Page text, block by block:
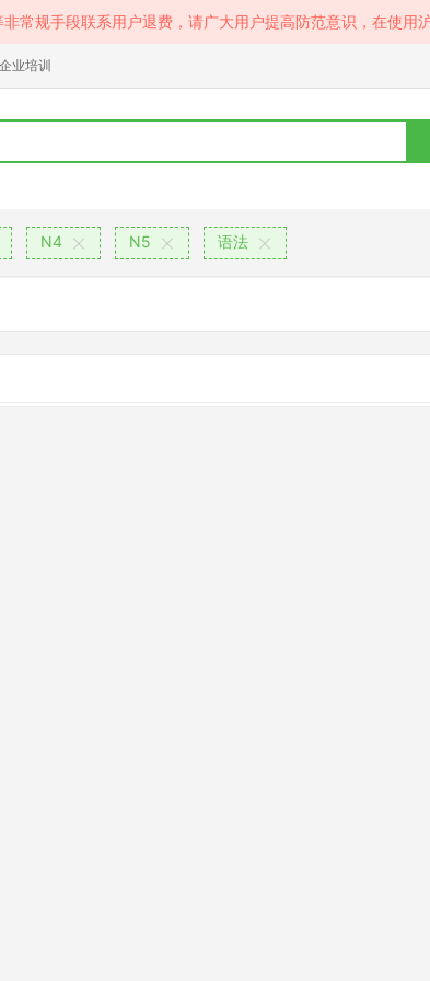
常规手段联系用户退费，请广大用户提高防范意识，在使用
企业培训
N4 N5 语法